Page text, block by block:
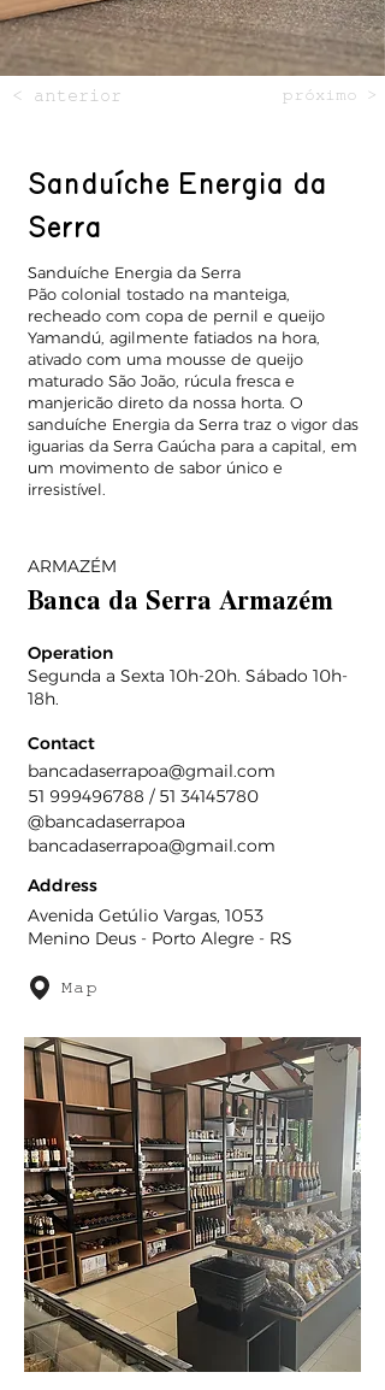
< anterior próximo >
Sanduíche Energia da
Serra
Sanduíche Energia da Serra
Pão colonial tostado na manteiga,
recheado com copa de pernil e queijo
Yamandú, agilmente fatiados na hora,
ativado com uma mousse de queijo
maturado São João, rúcula fresca e
manjericão direto da nossa horta. O
sanduíche Energia da Serra traz o vigor das
iguarias da Serra Gaúcha para a capital, em
um movimento de sabor único e
irresistível.
ARMAZÉM
Banca da Serra Armazém
Operation
Segunda a Sexta 10h-20h. Sábado 10h-
18h.
Contact
bancadaserrapoa@gmail.com
51 999496788 / 51 34145780
@bancadaserrapoa
bancadaserrapoa@gmail.com
Address
Avenida Getúlio Vargas, 1053
Menino Deus - Porto Alegre - RS
Map